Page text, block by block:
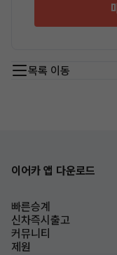
목록 이동
이어카 앱 다운로드
빠른승계
신차즉시출고
커뮤니티
제원